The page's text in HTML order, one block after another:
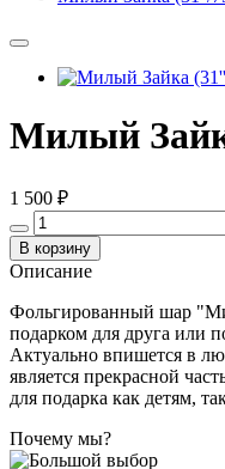
Милый
1 500 ₽
В корзину
Описание
Фольгированный шар
подарком для друга или
Актуально впишется в
является прекрасной
для подарка как детям,
Почему мы?